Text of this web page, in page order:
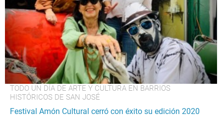
TODO UN DÍA DE ARTE Y CULTURA EN BARRIOS
HISTÓRICOS DE SAN JOSÉ
Festival Amón Cultural cerró con éxito su edición 2020